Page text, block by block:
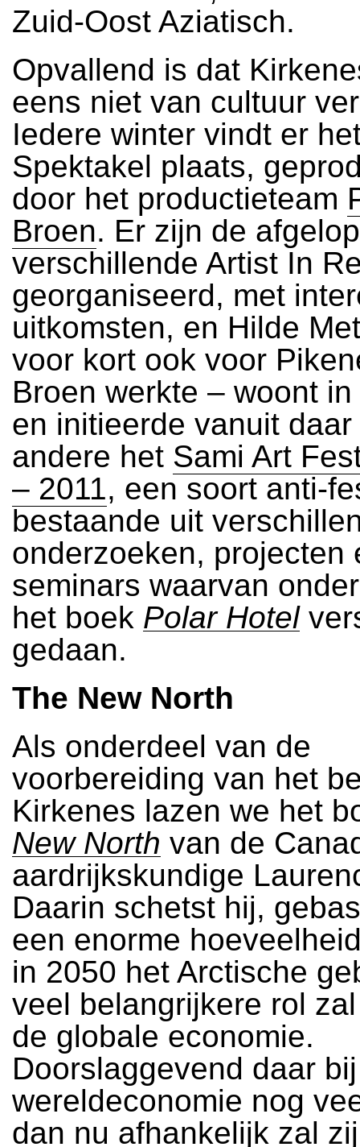
Zuid-Oost Aziatisch.
Opvallend is dat
eens niet van cultuur
Iedere winter vindt er
Spektakel plaats,
door het productieteam
Broen. Er zijn de
verschillende Artist In
georganiseerd, met
uitkomsten, en Hilde
voor kort ook voor
Broen werkte – woont
en initieerde vanuit
andere het Sami Art
– 2011, een soort anti-
bestaande uit
onderzoeken, projecten
seminars waarvan
het boek Polar Hotel
gedaan.
The New North
Als onderdeel van de
voorbereiding van het
Kirkenes lazen we het
New North van de
aardrijkskundige
Daarin schetst hij,
een enorme
in 2050 het Arctische
veel belangrijkere rol
de globale economie.
Doorslaggevend daar
wereldeconomie nog
dan nu afhankelijk zal